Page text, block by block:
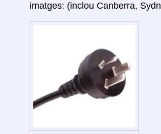
imatges: (inclou Canberra,